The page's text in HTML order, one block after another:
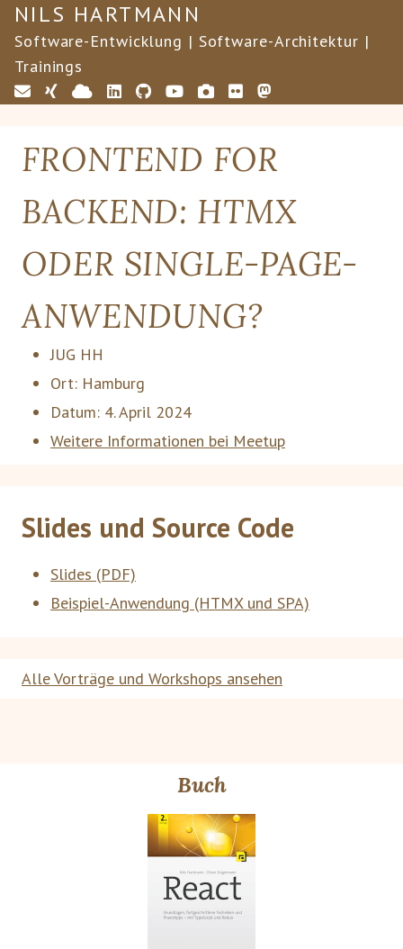
NILS HARTMANN
Software-Entwicklung | Software-Architektur |
Trainings
FRONTEND FOR
BACKEND: HTMX
ODER SINGLE-PAGE-
ANWENDUNG?
JUG HH
Ort: Hamburg
Datum: 4. April 2024
Weitere Informationen bei Meetup
Slides und Source Code
Slides (PDF)
Beispiel-Anwendung (HTMX und SPA)
Alle Vorträge und Workshops ansehen
Buch